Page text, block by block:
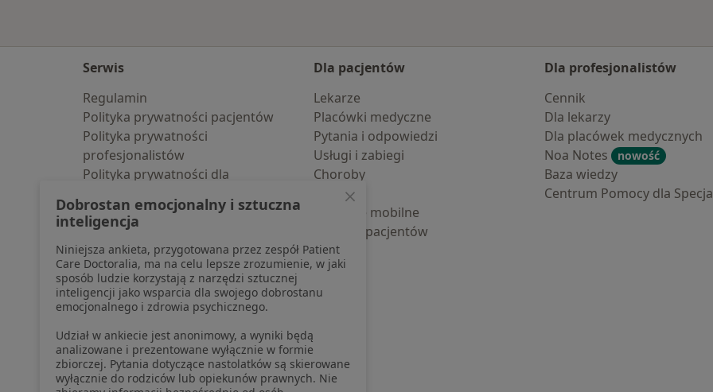
Serwis
Regulamin
Polityka prywatności pacjentów
Polityka prywatności
profesjonalistów
Polityka prywatności dla
pozyskaliśmy samodzielnie
Polityka cookies
Jak działają wyniki wyszukiwania
Dostępność
O nas
Praca Rekrutujemy!
Partnerzy
Centrum prasowe
Kontakt
Dla pacjentów
Lekarze
Placówki medyczne
Pytania i odpowiedzi
Usługi i zabiegi
Choroby
Pomoc
Aplikacje mobilne
Blog dla pacjentów
Dla profesjonalistów
Cennik
Dla lekarzy
Dla placówek medycznych
Noa Notes
nowość
Baza wiedzy
Centrum Pomocy dla
Dobrostan emocjonalny i sztuczna
inteligencja
Niniejsza ankieta, przygotowana przez zespół Patient
Care Doctoralia, ma na celu lepsze zrozumienie, w jaki
sposób ludzie korzystają z narzędzi sztucznej
inteligencji jako wsparcia dla swojego dobrostanu
emocjonalnego i zdrowia psychicznego.
Udział w ankiecie jest anonimowy, a wyniki będą
analizowane i prezentowane wyłącznie w formie
zbiorczej. Pytania dotyczące nastolatków są skierowane
wyłącznie do rodziców lub opiekunów prawnych. Nie